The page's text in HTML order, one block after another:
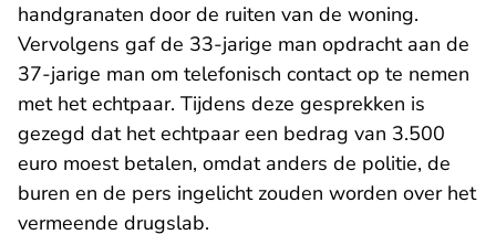
handgranaten door de ruiten van de woning.
Vervolgens gaf de 33-jarige man opdracht aan de
37-jarige man om telefonisch contact op te nemen
met het echtpaar. Tijdens deze gesprekken is
gezegd dat het echtpaar een bedrag van 3.500
euro moest betalen, omdat anders de politie, de
buren en de pers ingelicht zouden worden over het
vermeende drugslab.